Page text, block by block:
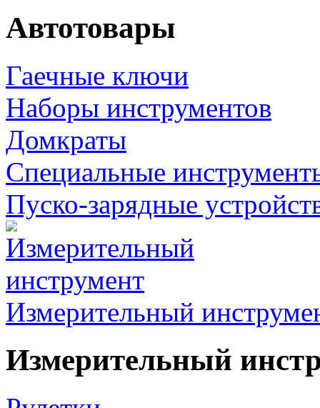
Автотовары
Гаечные ключи
Наборы инструментов
Домкраты
Специальные
Пуско-зарядные
Измерительный
Измерительный